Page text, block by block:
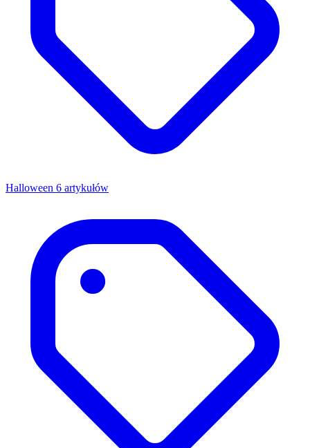
Halloween 6 artykułów